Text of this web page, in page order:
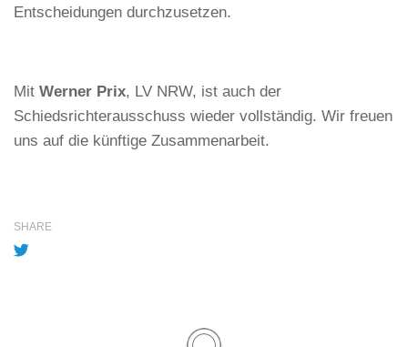
Entscheidungen durchzusetzen.
Mit Werner Prix, LV NRW, ist auch der
Schiedsrichterausschuss wieder vollständig. Wir freuen
uns auf die künftige Zusammenarbeit.
SHARE